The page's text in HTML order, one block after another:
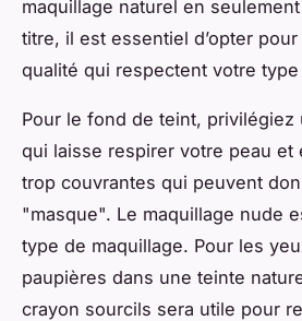
maquillage naturel en
titre, il est essentiel d’opter
qualité qui respectent votre
Pour le fond de teint, privilégiez
qui laisse respirer votre peau et
trop couvrantes qui peuvent
"masque". Le maquillage nude
type de maquillage. Pour les
paupières dans une teinte
crayon sourcils sera utile pour